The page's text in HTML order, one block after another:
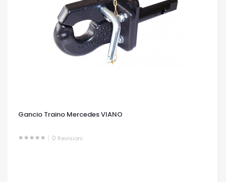
Gancio Traino Mercedes VIANO
0 Revisioni
OCCHIATA VELOCE